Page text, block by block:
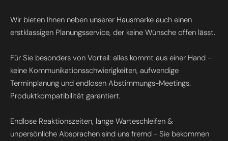
Wir bieten Ihnen neben unserer Hausmarke auch einen
erstklassigen Planungsservice, der keine Wünsche offen lässt.
Für Sie besonders von Vorteil: alles kommt aus einer Hand -
keine Kommunikationsschwierigkeiten, aufwendige
Terminplanung und endlosen Abstimmungs-Meetings.
Produktkompatibilität garantiert.
Endlose Reaktionszeiten, lange Warteschleifen &
unpersönliche Absprachen sind uns fremd - Sie bekommen